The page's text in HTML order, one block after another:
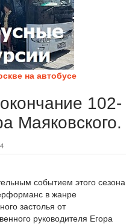
на автобусе
102-
Маяковского.
событием этого сезона
в жанре
застолья от
руководителя Егора